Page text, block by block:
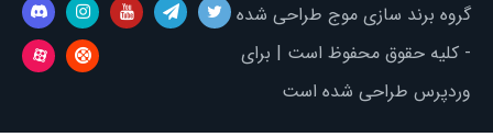
گروه برند سازی موج طراحی شده
- کلیه حقوق محفوظ است | برای
وردپرس طراحی شده است